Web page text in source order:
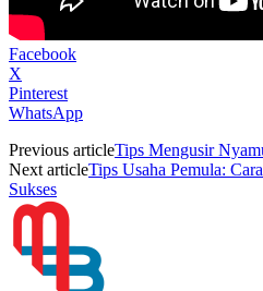
Facebook
X
Pinterest
WhatsApp
Previous articleTips Mengusir
Next articleTips Usaha Pemula:
Sukses